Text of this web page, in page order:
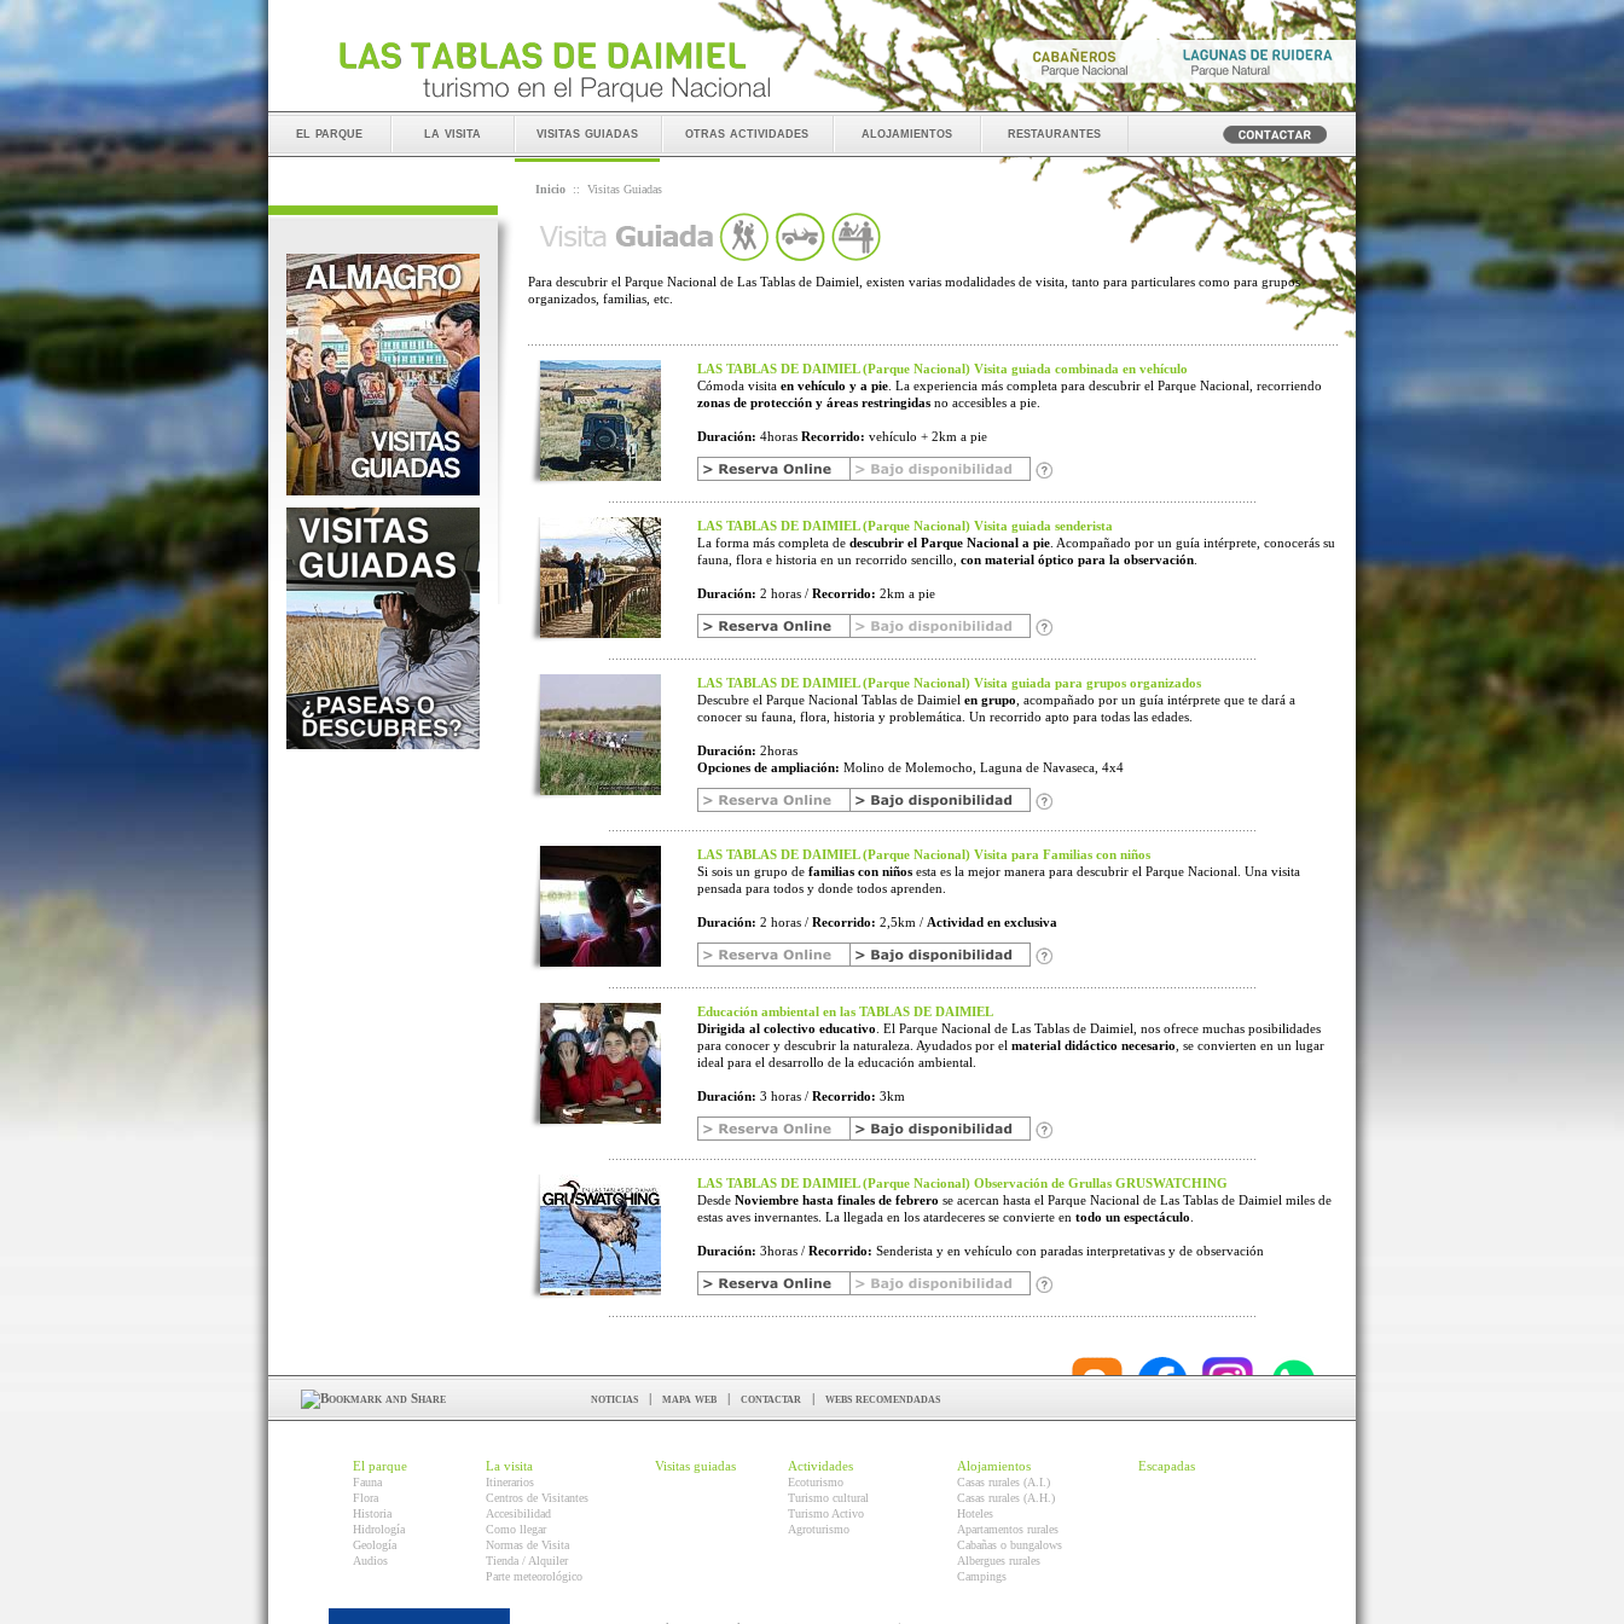
el parque la visita visitas guiadas otras actividades alojamientos restaurantes
Inicio :: Visitas Guiadas
Para descubrir el Parque Nacional de Las Tablas de Daimiel, existen varias modalidades de visita, tanto para particulares como para grupos
organizados, familias, etc.
LAS TABLAS DE DAIMIEL (Parque Nacional) Visita guiada combinada en vehículo
Cómoda visita en vehículo y a pie . La experiencia más completa para descubrir el Parque Nacional, recorriendo
zonas de protección y áreas restringidas no accesibles a pie.
Duración: 4horas Recorrido: vehículo + 2km a pie
LAS TABLAS DE DAIMIEL (Parque Nacional) Visita guiada senderista
La forma más completa de descubrir el Parque Nacional a pie . Acompañado por un guía intérprete, conocerás su
fauna, flora e historia en un recorrido sencillo, con material óptico para la observación
Duración: 2 horas / Recorrido: 2km a pie
LAS TABLAS DE DAIMIEL (Parque Nacional) Visita guiada para grupos organizados
Descubre el Parque Nacional Tablas de Daimiel en grupo , acompañado por un guía intérprete que te dará a
conocer su fauna, flora, historia y problemática. Un recorrido apto para todas las edades.
Duración: 2horas
Opciones de ampliación: Molino de Molemocho, Laguna de Navaseca, 4x4
LAS TABLAS DE DAIMIEL (Parque Nacional) Visita para Familias con niños
Si sois un grupo de familias con niños esta es la mejor manera para descubrir el Parque Nacional. Una visita
pensada para todos y donde todos aprenden.
Duración: 2 horas / Recorrido: 2,5km / Actividad en exclusiva
Educación ambiental en las TABLAS DE DAIMIEL
Dirigida al colectivo educativo . El Parque Nacional de Las Tablas de Daimiel, nos ofrece muchas posibilidades
para conocer y descubrir la naturaleza. Ayudados por el material didáctico necesario , se convierten en un lugar
ideal para el desarrollo de la educación ambiental.
Duración: 3 horas / Recorrido: 3km
LAS TABLAS DE DAIMIEL (Parque Nacional) Observación de Grullas GRUSWATCHING
Desde Noviembre hasta finales de febrero se acercan hasta el Parque Nacional de Las Tablas de Daimiel miles de
estas aves invernantes. La llegada en los atardeceres se convierte en todo un espectáculo
Duración: 3horas / Recorrido: Senderista y en vehículo con paradas interpretativas y de observación
noticias | mapa web | contactar | webs recomendadas
El parque
Fauna
Flora
Historia
Hidrología
Geología
Audios
La visita
Itinerarios
Centros de Visitantes
Accesibilidad
Como llegar
Normas de Visita
Tienda / Alquiler
Parte meteorológico
Visitas guiadas Actividades
Ecoturismo
Turismo cultural
Turismo Activo
Agroturismo
Alojamientos
Casas rurales (A.I.)
Casas rurales (A.H.)
Hoteles
Apartamentos rurales
Cabañas o bungalows
Albergues rurales
Campings
Escapadas